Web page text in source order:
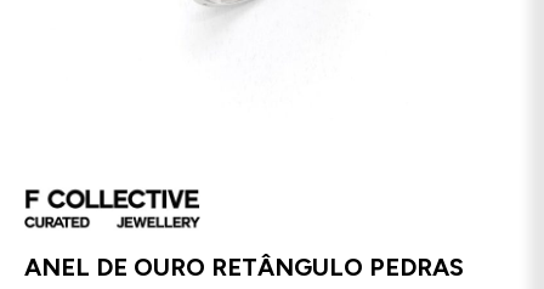
ANEL DE OURO RETÂNGULO PEDRAS